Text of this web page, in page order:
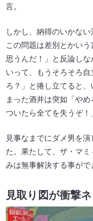
言。
しかし、納得のいかない
この問題は差別とかい
思うんだ！」と反論し
いって、もうそろそろ
ろ？」と捲し立てると
まった酒井は突如「や
ついたら全てを失うぞ！
見事なまでにダメ男を
た。果たして、ザ・マ
みは無事解決する事が
見取り図が衝撃